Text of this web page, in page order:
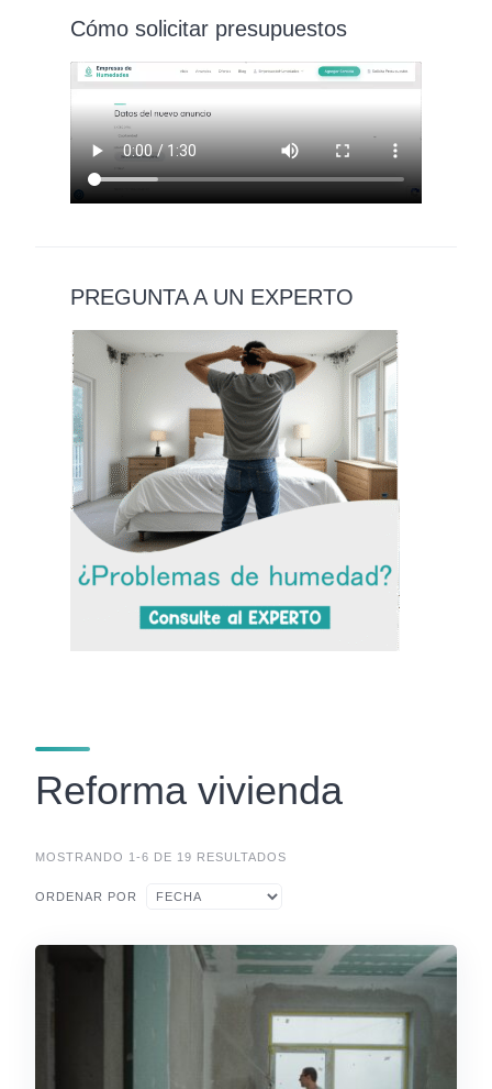
Cómo solicitar presupuestos
PREGUNTA A UN EXPERTO
Reforma vivienda
MOSTRANDO 1-6 DE 19 RESULTADOS
ORDENAR POR